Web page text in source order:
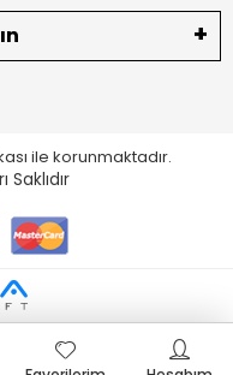
ile korunmaktadır.
Saklıdır